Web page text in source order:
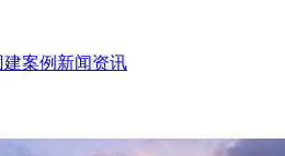
建案例 新闻资讯